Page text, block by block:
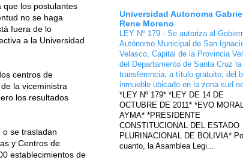
que los postulantes
no se haga
fuera de lo
a la Universidad
centros de
la viceministra
los resultados
o se trasladan
y Centros de
establecimientos de
Universidad Autonoma
Rene Moreno
LEY Nº 179 - Se autoriza al
Autónomo Municipal de San
Velasco, Capital de la Provincia
del Departamento de Santa Cruz la
transferencia, a título gratuito, del
inmueble ubicado en la zona sud
*LEY Nº 179* *LEY DE 14 DE
OCTUBRE DE 2011* *EVO
AYMA* *PRESIDENTE
CONSTITUCIONAL DEL ESTADO
PLURINACIONAL DE BOLIVIA*
cuanto, la Asamblea Legi...